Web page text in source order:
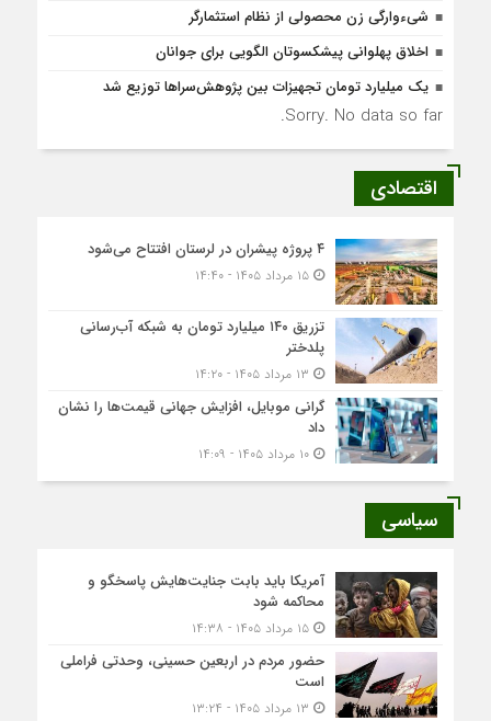
شیء‌وارگی زن محصولی از نظام استثمارگر
اخلاق پهلوانی پیشکسوتان الگویی برای جوانان
یک میلیارد تومان تجهیزات بین پژوهش‌سراها توزیع شد
Sorry. No data so far.
اقتصادی
۴ پروژه پیشران در لرستان افتتاح می‌شود
۱۵ مرداد ۱۴۰۵ - ۱۴:۴۰
تزریق ۱۴۰ میلیارد تومان به شبکه آب‌رسانی
پلدختر
گرانی موبایل، افزایش جهانی قیمت‌ها را نشان
داد
۱۰ مرداد ۱۴۰۵ - ۱۴:۰۹
سیاسی
آمریکا باید بابت جنایت‌هایش پاسخگو و
محاکمه شود
۱۵ مرداد ۱۴۰۵ - ۱۴:۳۸
حضور مردم در اربعین حسینی، وحدتی فراملی
است